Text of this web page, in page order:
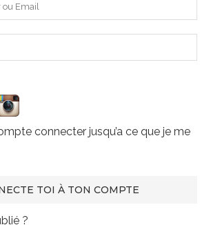
connecter jusqu’a ce que je me
?